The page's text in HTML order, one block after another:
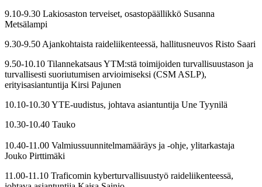
9.10-9.30 Lakiosaston terveiset, osastopäällikkö Susanna
Metsälampi
9.30-9.50 Ajankohtaista raideliikenteessä, hallitusneuvos Risto Saari
9.50-10.10 Tilannekatsaus YTM:stä toimijoiden turvallisuustason ja
turvallisesti suoriutumisen arvioimiseksi (CSM ASLP),
erityisasiantuntija Kirsi Pajunen
10.10-10.30 YTE-uudistus, johtava asiantuntija Une Tyynilä
10.30-10.40 Tauko
10.40-11.00 Valmiussuunnitelmamääräys ja -ohje, ylitarkastaja
Jouko Pirttimäki
11.00-11.10 Traficomin kyberturvallisuustyö raideliikenteessä,